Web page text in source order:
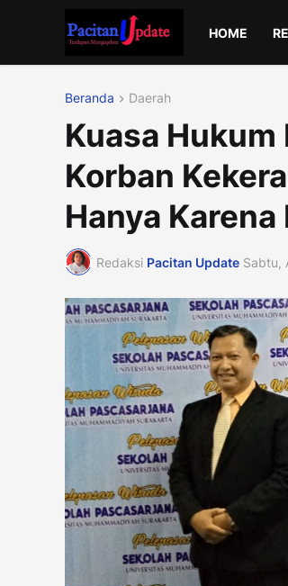
HOME
Beranda Daerah
Kuasa Hukum
Korban
Hanya
Redaksi Pacitan Update Sabtu,